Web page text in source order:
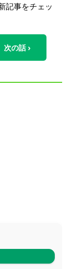
記事をチェッ
次の話 ›